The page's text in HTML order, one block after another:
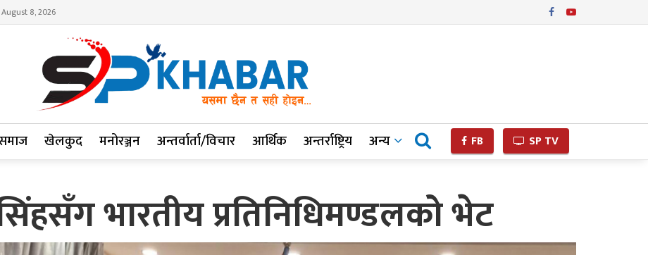
8, 2026
खेलकुद मनोरञ्जन अन्तर्वार्ता/विचार आर्थिक अन्तर्राष्ट्रिय अन्य FB SP TV
भारतीय प्रतिनिधिमण्डलको भेट